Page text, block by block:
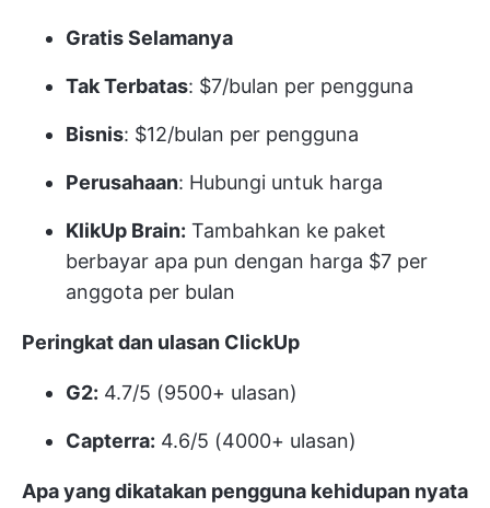
Gratis Selamanya
Tak Terbatas: $7/bulan per pengguna
Bisnis: $12/bulan per pengguna
Perusahaan: Hubungi untuk harga
KlikUp Brain: Tambahkan ke paket
berbayar apa pun dengan harga $7 per
anggota per bulan
Peringkat dan ulasan ClickUp
G2: 4.7/5 (9500+ ulasan)
Capterra: 4.6/5 (4000+ ulasan)
Apa yang dikatakan pengguna kehidupan nyata